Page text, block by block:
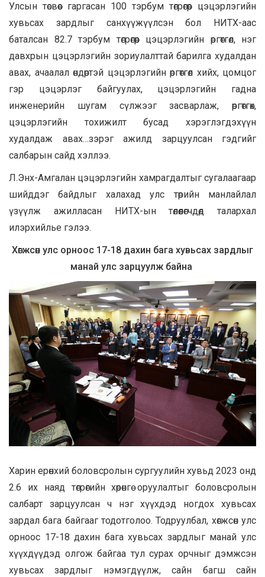
Улсын төсвөөс гаргасан 100 тэрбум төгрөгөөр цэцэрлэгийн
хувьсах зардлыг санхүүжүүлсэн бол НИТХ-аас
баталсан 82.7 тэрбум төгрөгөөр цэцэрлэгийн өргөтгөл, нэг
давхрын цэцэрлэгийн зориулалттай барилга худалдан
авах, ачаалал өндөртэй цэцэрлэгийн өргөтгөл хийх, цомцог
гэр цэцэрлэг байгуулах, цэцэрлэгийн гадна
инженерийн шугам сүлжээг засварлаж, өргөтгөх,
цэцэрлэгийн тохижилт бусад хэрэглэгдэхүүн
худалдаж авах…зэрэг ажилд зарцуулсан гэдгийг
салбарын сайд хэллээ.
Л.Энх-Амгалан цэцэрлэгийн хамрагдалтыг сугалаагаар
шийддэг байдлыг халахад улс төрийн манлайлал
үзүүлж ажилласан НИТХ-ын төлөөлөгчдөд талархал
илэрхийлье гэлээ.
Хөгжсөн улс орноос 17-18 дахин бага хувьсах зардлыг
манай улс зарцуулж байна
Харин ерөнхий боловсролын сургуулийн хувьд 2023 онд
2.6 их наяд төгрөгийн хөрөнгө оруулалтыг боловсролын
салбарт зарцуулсан ч нэг хүүхдэд ногдох хувьсах
зардал бага байгааг тодотголоо. Тодруулбал, хөгжсөн улс
орноос 17-18 дахин бага хувьсах зардлыг манай улс
хүүхдүүдэд олгож байгаа тул сурах орчныг дэмжсэн
хувьсах зардлыг нэмэгдүүлж, сайн багш сайн